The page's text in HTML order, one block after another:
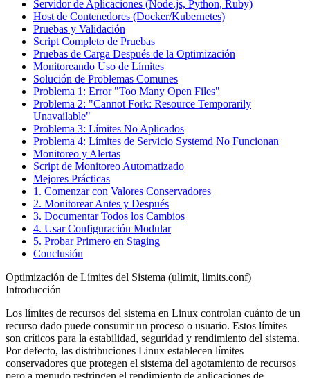
Servidor de Aplicaciones (Node.js, Python, Ruby)
Host de Contenedores (Docker/Kubernetes)
Pruebas y Validación
Script Completo de Pruebas
Pruebas de Carga Después de la Optimización
Monitoreando Uso de Límites
Solución de Problemas Comunes
Problema 1: Error "Too Many Open Files"
Problema 2: "Cannot Fork: Resource Temporarily
Unavailable"
Problema 3: Límites No Aplicados
Problema 4: Límites de Servicio Systemd No Funcionan
Monitoreo y Alertas
Script de Monitoreo Automatizado
Mejores Prácticas
1. Comenzar con Valores Conservadores
2. Monitorear Antes y Después
3. Documentar Todos los Cambios
4. Usar Configuración Modular
5. Probar Primero en Staging
Conclusión
Optimización de Límites del Sistema (ulimit, limits.conf)
Introducción
Los límites de recursos del sistema en Linux controlan cuánto de un
recurso dado puede consumir un proceso o usuario. Estos límites
son críticos para la estabilidad, seguridad y rendimiento del sistema.
Por defecto, las distribuciones Linux establecen límites
conservadores que protegen el sistema del agotamiento de recursos